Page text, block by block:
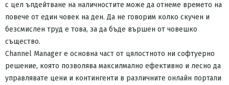
с цел ъпдейтване на наличностите може да отнеме времето на
повече от един човек на ден. Да не говорим колко скучен и
безсмислен труд е това, за да бъде вършен от човешко
същество.
Channel Manager е основна част от цялостното ни софтуерно
решение, която позволява максилмално ефективно и лесно да
управлявате цени и контингенти в различните онлайн портали